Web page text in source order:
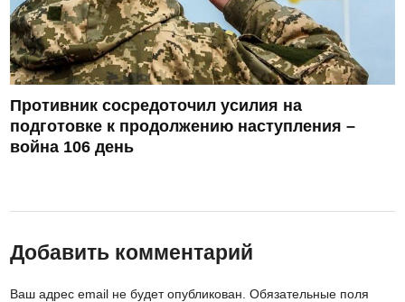
Противник сосредоточил усилия на
подготовке к продолжению наступления –
война 106 день
Добавить комментарий
Ваш адрес email не будет опубликован. Обязательные поля